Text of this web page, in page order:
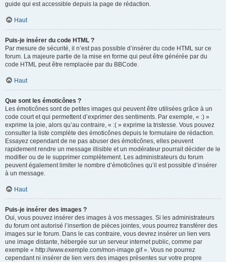
guide qui est accessible depuis la page de rédaction.
Haut
Puis-je insérer du code HTML ?
Par mesure de sécurité, il n’est pas possible d’insérer du code HTML sur ce
forum. La majeure partie de la mise en forme qui peut être générée par du
code HTML peut être remplacée par du BBCode.
Haut
Que sont les émoticônes ?
Les émoticônes sont de petites images qui peuvent être utilisées grâce à un
code court et qui permettent d’exprimer des sentiments. Par exemple, « :) »
exprime la joie, alors qu’au contraire, « :( » exprime la tristesse. Vous pouvez
consulter la liste complète des émoticônes depuis le formulaire de rédaction.
Essayez cependant de ne pas abuser des émoticônes, elles peuvent
rapidement rendre un message illisible et un modérateur pourrait décider de le
modifier ou de le supprimer complètement. Les administrateurs du forum
peuvent également limiter le nombre d’émoticônes qu’il est possible d’insérer
à un message.
Haut
Puis-je insérer des images ?
Oui, vous pouvez insérer des images à vos messages. Si les administrateurs
du forum ont autorisé l’insertion de pièces jointes, vous pourrez transférer des
images sur le forum. Dans le cas contraire, vous devrez insérer un lien vers
une image distante, hébergée sur un serveur internet public, comme par
exemple « http://www.exemple.com/mon-image.gif ». Vous ne pourrez
cependant ni insérer de lien vers des images présentes sur votre propre